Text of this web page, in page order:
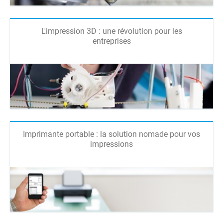
L'impression 3D : une révolution pour les
entreprises
Imprimante portable : la solution nomade pour vos
impressions